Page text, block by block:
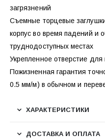
загрязнений
Съемные торцевые
корпус во время падений и
труднодоступных местах
Укрепленное отверстие
Пожизненная гарантия
0.5 мм/м) в обычном и
ХАРАКТЕРИСТИКИ
ДОСТАВКА И ОПЛАТА